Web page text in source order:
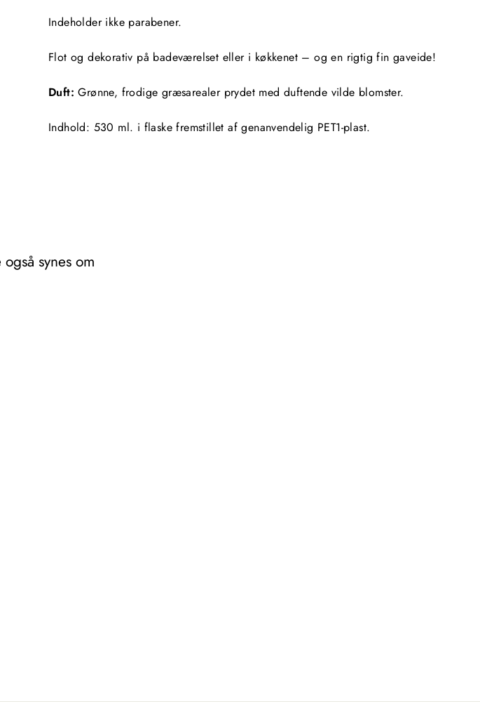
Indeholder ikke parabener.
Flot og dekorativ på badeværelset eller i køkkenet – og en rigtig fin gaveide!
Duft:Grønne, frodige græsarealer prydet med duftende vilde blomster.
Indhold: 530 ml. i flaske fremstillet af genanvendelig PET1-plast.
synes om